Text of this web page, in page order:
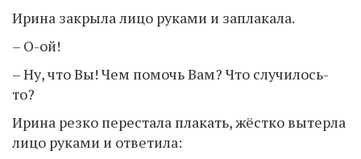
Ирина закрыла лицо руками и заплакала.
– О-ой!
– Ну, что Вы! Чем помочь Вам? Что случилось-
то?
Ирина резко перестала плакать, жёстко вытерла
лицо руками и ответила: